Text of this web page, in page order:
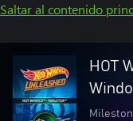
Saltar al contenido
HOT